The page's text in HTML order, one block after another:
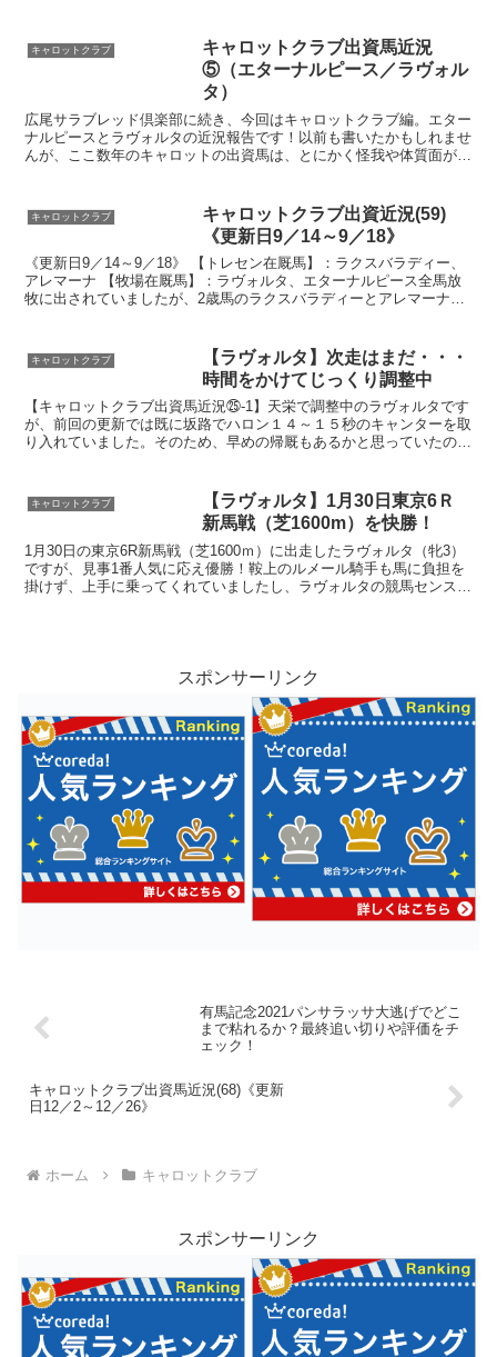
キャロットクラブ
キャロットクラブ出資馬近況
⑤（エターナルピース／ラヴォル
タ）
広尾サラブレッド倶楽部に続き、今回はキャロットクラブ編。エター
ナルピースとラヴォルタの近況報告です！以前も書いたかもしれませ
んが、ここ数年のキャロットの出資馬は、とにかく怪我や体質面が影
キャロットクラブ
キャロットクラブ出資近況(59)
《更新日9／14～9／18》
《更新日9／14～9／18》 【トレセン在厩馬】：ラクスバラディー、
アレマーナ 【牧場在厩馬】：ラヴォルタ、エターナルピース全馬放
牧に出されていましたが、2歳馬のラクスバラディーとアレマーナの
キャロットクラブ
【ラヴォルタ】次走はまだ・・・
時間をかけてじっくり調整中
【キャロットクラブ出資馬近況㉕‐1】天栄で調整中のラヴォルタです
が、前回の更新では既に坂路でハロン１４～１５秒のキャンターを取
り入れていました。そのため、早めの帰厩もあるかと思っていたので
キャロットクラブ
【ラヴォルタ】1月30日東京6Ｒ
新馬戦（芝1600m）を快勝！
1月30日の東京6R新馬戦（芝1600ｍ）に出走したラヴォルタ（牝3）
ですが、見事1番人気に応え優勝！鞍上のルメール騎手も馬に負担を
掛けず、上手に乗ってくれていましたし、ラヴォルタの競馬センスの
スポンサーリンク
有馬記念2021パンサラッサ大逃げでどこ
まで粘れるか？最終追い切りや評価をチ
ェック！
キャロットクラブ出資馬近況(68)《更新
日12／2～12／26》
ホーム キャロットクラブ
スポンサーリンク